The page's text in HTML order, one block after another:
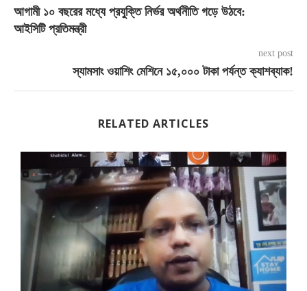
আগামী ১০ বছরের মধ্যে প্রযুক্তি নির্ভর অর্থনীতি গড়ে উঠবে:
আইসিটি প্রতিমন্ত্রী
next post
স্যামসাং ওয়াশিং মেশিনে ১৫,০০০ টাকা পর্যন্ত ক্যাশব্যাক!
RELATED ARTICLES